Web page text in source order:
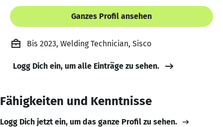
Ganzes Profil ansehen
Bis 2023, Welding Technician, Sisco
Logg Dich ein, um alle Einträge zu sehen.
Fähigkeiten und Kenntnisse
Logg Dich jetzt ein, um das ganze Profil zu sehen.